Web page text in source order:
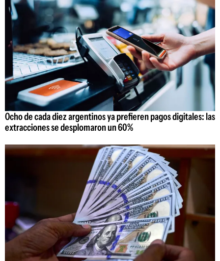
Ocho de cada diez argentinos ya prefieren pagos digitales: las
extracciones se desplomaron un 60%